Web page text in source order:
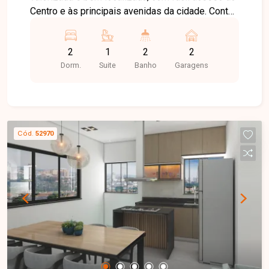
Centro e às principais avenidas da cidade. Conta
supermercados, escolas, farmácias e diversos
serviços, oferecendo praticidade e qualidade de
de teto, 02 quartos, sendo 01 suíte com closet,
armários planejados e varanda, além de banheiro
social. A suíte possui banheiro com box em vidro
temperado, armário sob a pia e espelho. A
cozinha é planejada, equipada com armários,
forno, cooktop e bancada, além de lavanderia
independente. A varanda gourmet, com acesso
pela sala e pela cozinha, conta com armários
planejados, proporcionando um ambiente ideal
para receber familiares e amigos. O imóvel
2
Dorm.
1
Suite
2
Banho
2
Garagens
Cód. 52970